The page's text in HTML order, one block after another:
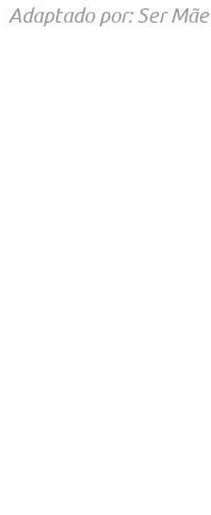
Adaptado por: Ser Mãe